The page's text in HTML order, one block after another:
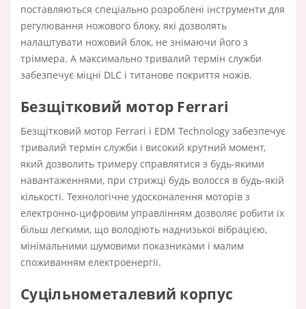
поставляються спеціально розроблені інструменти для
регулювання ножового блоку, які дозволять
налаштувати ножовий блок, не знімаючи його з
тріммера. А максимально тривалий термін служби
забезпечує міцні DLC і титанове покриття ножів.
Безщітковий мотор Ferrari
Безщітковий мотор Ferrari і EDM Technology забезпечує
тривалий термін служби і високий крутний момент,
який дозволить тримеру справлятися з будь-якими
навантаженнями, при стрижці будь волосся в будь-якій
кількості. Технологічне удосконалення моторів з
електронно-цифровим управлінням дозволяє робити їх
більш легкими, що володіють наднизької вібрацією,
мінімальними шумовими показниками і малим
споживанням електроенергії.
Суцільнометалевий корпус